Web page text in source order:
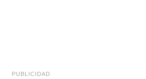
PUBLICIDAD